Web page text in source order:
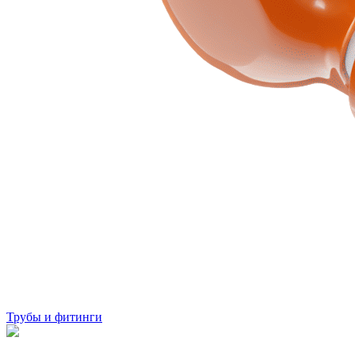
Трубы и фитинги